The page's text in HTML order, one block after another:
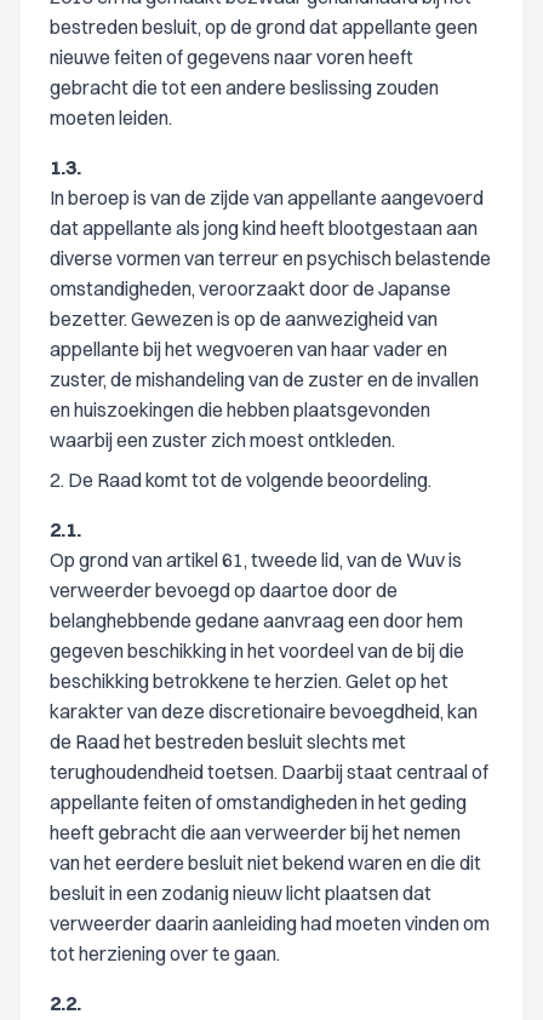
bestreden besluit, op de grond dat appellante geen
nieuwe feiten of gegevens naar voren heeft
gebracht die tot een andere beslissing zouden
moeten leiden.
1.3.
In beroep is van de zijde van appellante aangevoerd
dat appellante als jong kind heeft blootgestaan aan
diverse vormen van terreur en psychisch belastende
omstandigheden, veroorzaakt door de Japanse
bezetter. Gewezen is op de aanwezigheid van
appellante bij het wegvoeren van haar vader en
zuster, de mishandeling van de zuster en de invallen
en huiszoekingen die hebben plaatsgevonden
waarbij een zuster zich moest ontkleden.
2. De Raad komt tot de volgende beoordeling.
2.1.
Op grond van artikel 61, tweede lid, van de Wuv is
verweerder bevoegd op daartoe door de
belanghebbende gedane aanvraag een door hem
gegeven beschikking in het voordeel van de bij die
beschikking betrokkene te herzien. Gelet op het
karakter van deze discretionaire bevoegdheid, kan
de Raad het bestreden besluit slechts met
terughoudendheid toetsen. Daarbij staat centraal of
appellante feiten of omstandigheden in het geding
heeft gebracht die aan verweerder bij het nemen
van het eerdere besluit niet bekend waren en die dit
besluit in een zodanig nieuw licht plaatsen dat
verweerder daarin aanleiding had moeten vinden om
tot herziening over te gaan.
2.2.